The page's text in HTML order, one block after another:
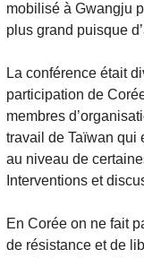
mobilisé à Gwangju
plus grand puisque
La conférence était
participation de
membres
travail de Taïwan qui
au niveau de
Interventions et
En Corée on ne fait
de résistance et de